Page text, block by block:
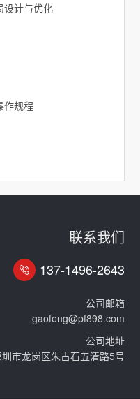
设计与优化
作规程
联系我们
137-1496-2643
公司邮箱
gaofeng@pf898.com
公司地址
市龙岗区朱古石五清路5号